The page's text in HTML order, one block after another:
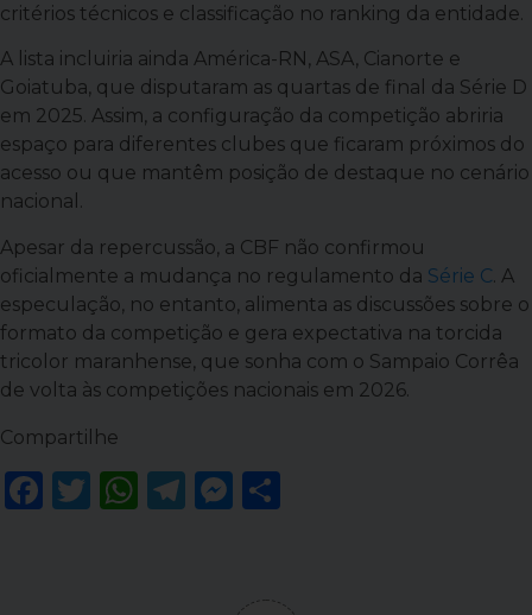
critérios técnicos e classificação no ranking da entidade.
A lista incluiria ainda América-RN, ASA, Cianorte e
Goiatuba, que disputaram as quartas de final da Série D
em 2025. Assim, a configuração da competição abriria
espaço para diferentes clubes que ficaram próximos do
acesso ou que mantêm posição de destaque no cenário
nacional.
Apesar da repercussão, a CBF não confirmou
oficialmente a mudança no regulamento da Série C. A
especulação, no entanto, alimenta as discussões sobre o
formato da competição e gera expectativa na torcida
tricolor maranhense, que sonha com o Sampaio Corrêa
de volta às competições nacionais em 2026.
Compartilhe
Facebook
Twitter
WhatsApp
Telegram
Messenger